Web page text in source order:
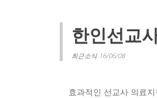
한인선교
최근소식 16/06/08
효과적인 선교사 의료